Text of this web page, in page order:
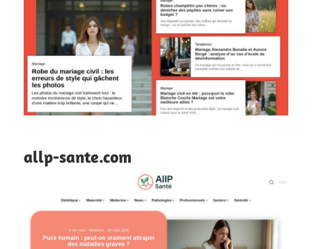
allp-sante.com